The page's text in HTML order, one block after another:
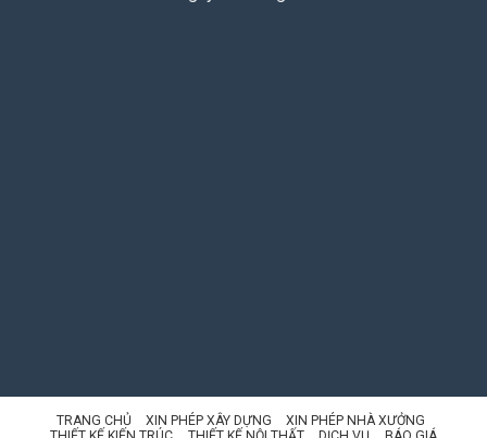
TRANG CHỦ XIN PHÉP XÂY DỰNG
XIN PHÉP NHÀ XƯỞNG